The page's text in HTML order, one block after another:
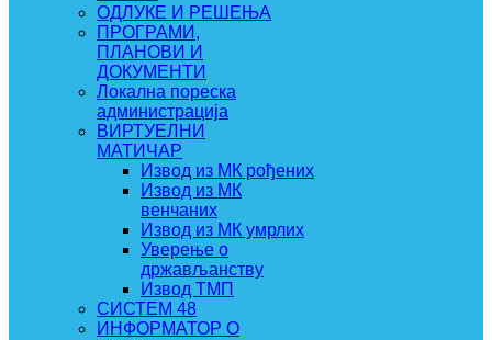
ОДЛУКЕ И РЕШЕЊА
ПРОГРАМИ,
ПЛАНОВИ И
ДОКУМЕНТИ
Локална пореска
администрација
ВИРТУЕЛНИ
МАТИЧАР
Извод из МК рођених
Извод из МК
венчаних
Извод из МК умрлих
Уверење о
држављанству
Извод ТМП
СИСТЕМ 48
ИНФОРМАТОР О